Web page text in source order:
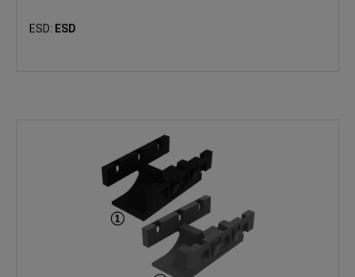
ESD: ESD